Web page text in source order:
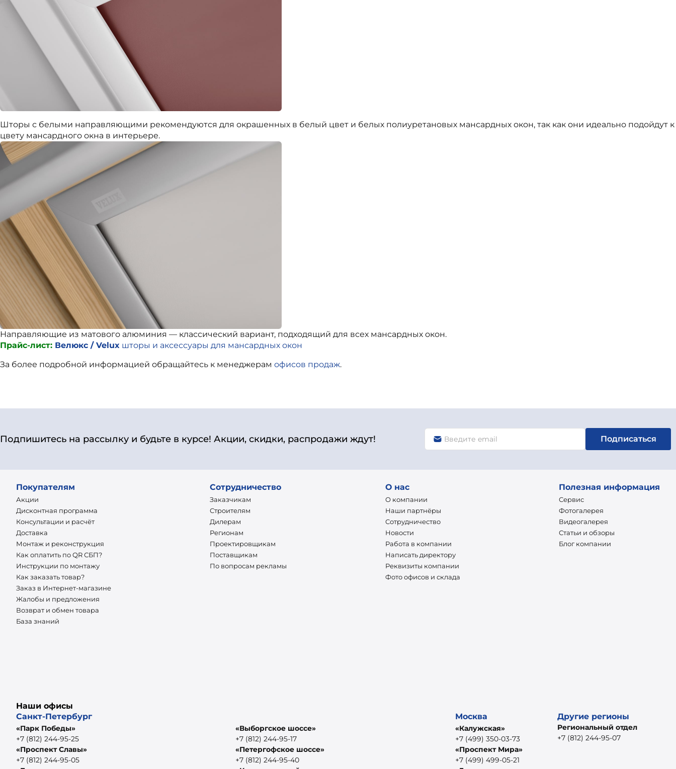
Шторы с белыми направляющими рекомендуются для окрашенных в белый цвет и белых полиуретановых мансардных окон, так как они идеально подойдут к
цвету мансардного окна в интерьере.
Направляющие из матового алюминия — классический вариант, подходящий для всех мансардных окон.
Прайс-лист: Велюкс / Velux шторы и аксессуары для мансардных окон
За более подробной информацией обращайтесь к менеджерам офисов продаж.
Подпишитесь на рассылку и будьте в курсе! Акции, скидки, распродажи ждут! Подписаться
Покупателям
Акции
Дисконтная программа
Консультации и расчёт
Доставка
Монтаж и реконструкция
Как оплатить по QR СБП?
Инструкции по монтажу
Как заказать товар?
Заказ в Интернет-магазине
Жалобы и предложения
Возврат и обмен товара
База знаний
Сотрудничество
Заказчикам
Строителям
Дилерам
Регионам
Проектировщикам
Поставщикам
По вопросам рекламы
О нас
О компании
Наши партнёры
Сотрудничество
Новости
Работа в компании
Написать директору
Реквизиты компании
Фото офисов и склада
Полезная информация
Сервис
Фотогалерея
Видеогалерея
Статьи и обзоры
Блог компании
Наши офисы
Санкт-Петербург
«Парк Победы»
+7 (812) 244-95-25
«Проспект Славы»
+7 (812) 244-95-05
«Выборгское шоссе»
+7 (812) 244-95-17
«Петергофское шоссе»
+7 (812) 244-95-40
Москва
«Калужская»
+7 (499) 350-03-73
«Проспект Мира»
+7 (499) 499-05-21
Другие регионы
Региональный отдел
+7 (812) 244-95-07